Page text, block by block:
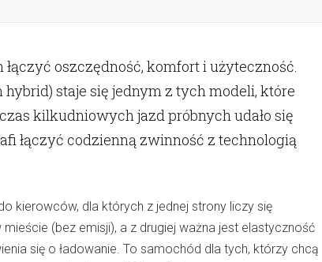
oszczędność, komfort i użyteczność.
staje się jednym z tych modeli, które
kilkudniowych jazd próbnych udało się
łączyć codzienną zwinność z technologią
kierowców, dla których z jednej strony liczy się
(bez emisji), a z drugiej ważna jest elastyczność
się o ładowanie. To samochód dla tych, którzy chcą